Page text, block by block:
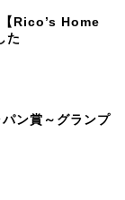
Rico’s Home
た
ン賞～グランプ